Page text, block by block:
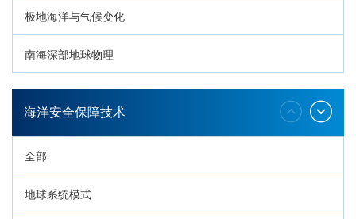
极地海洋与气候变化
南海深部地球物理
深海生命与生态过程
海洋安全保障技术
全部
地球系统模式